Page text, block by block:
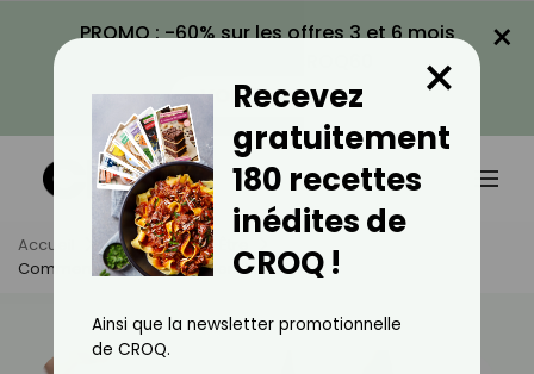
PROMO : -60% sur les offres 3 et 6 mois
VOIR LA PROMO
×
Accueil Actus
Bien-Être
Comment Faire Un Lavement Intestinal ?
Recevez
gratuitement
180 recettes
inédites de
CROQ !
×
Ainsi que la newsletter promotionnelle
de CROQ.